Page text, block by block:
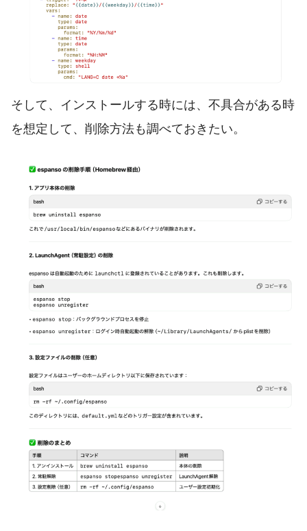
そして、インストールする時には、不具合がある時
を想定して、削除方法も調べておきたい。